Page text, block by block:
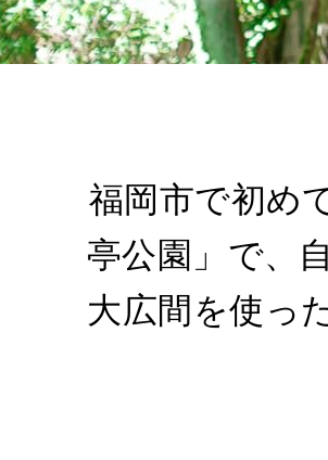
福岡市で初め
亭公園」で、
大広間を使っ